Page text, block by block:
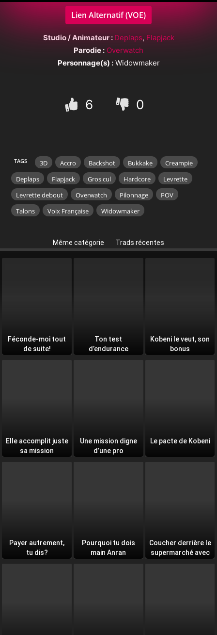
Lien Alternatif (VOE)
Studio / Animateur : Deplaps, Flapjack
Parodie : Overwatch
Personnage(s) :Widowmaker
6 0
TAGS 3D Accro Backshot Bukkake
Creampie
Deplaps
Flapjack Gros cul Hardcore
Levrette
Levrette debout
Overwatch Pilonnage
POV
Talons
Voix Française Widowmaker
Même catégorie Trads récentes
Féconde-moi tout
de suite!
Ton test
d’endurance
Kobeni le veut, son
bonus
Elle accomplit juste
sa mission
Une mission digne
d’une pro
Le pacte de Kobeni
Payer autrement,
tu dis?
Pourquoi tu dois
main Anran
Coucher derrière le
supermarché avec